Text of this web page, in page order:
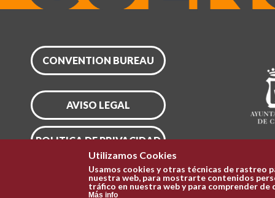
CONVENTION BUREAU
AVISO LEGAL
POLITICA DE PRIVACIDAD
CONFIGURAR COOKIES
Utilizamos Cookies
Usamos cookies y otras técnicas de rastreo
nuestra web, para mostrarte contenidos
tráfico en nuestra web y para comprender
Más info